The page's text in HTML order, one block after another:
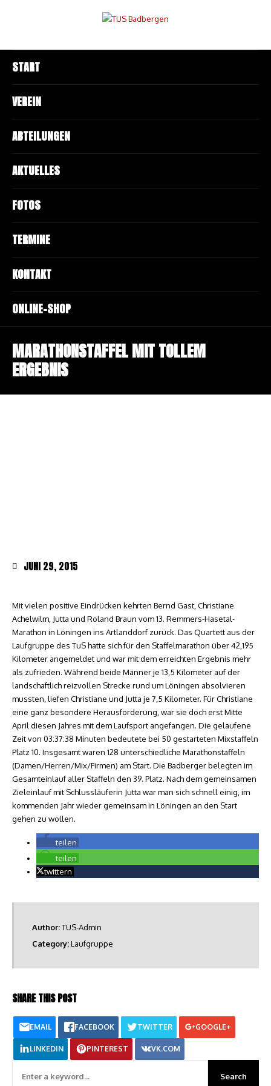
START
VEREIN
ABTEILUNGEN
AKTUELLES
FOTOS
TERMINE
KONTAKT
ONLINE-SHOP
MARATHONSTAFFEL MIT TOLLEM
ERGEBNIS
JUNI 29, 2015
Mit vielen positive Eindrücken kehrten Bernd Gast, Christiane
Achelwilm, Jutta und Roland Braun vom 13. Remmers-Hasetal-
Marathon in Löningen ins Artlanddorf zurück. Das Quartett aus der
Laufgruppe des TuS hatte sich für den Staffelmarathon über 42,195
Kilometer angemeldet und war mit dem erreichten Ergebnis mehr
als zufrieden. Während beide Männer je 13,5 Kilometer auf der
landschaftlich reizvollen Strecke rund um Löningen absolvieren
mussten, liefen Christiane und Jutta je 7,5 Kilometer. Für Christiane
eine ganz besondere Herausforderung, war sie doch erst Mitte
April diesen Jahres mit dem Laufsport angefangen. Die gelaufene
Zeit von 03:37:38 Minuten bedeutete bei 50 gestarteten Mixstaffeln
Platz 10. Insgesamt waren 128 unterschiedliche Marathonstaffeln
(Damen/Herren/Mix/Firmen) am Start. Die Badberger belegten im
Gesamteinlauf aller Staffeln den 39. Platz. Nach dem gemeinsamen
Zieleinlauf mit Schlussläuferin Jutta war man sich schnell einig, im
kommenden Jahr wieder gemeinsam in Löningen an den Start
gehen zu wollen.
teilen
teilen
twittern
Author:TUS-Admin
Category:Laufgruppe
SHARE THIS POST
EMAIL FACEBOOK TWITTER GOOGLE+
LINKEDIN PINTEREST VK.COM